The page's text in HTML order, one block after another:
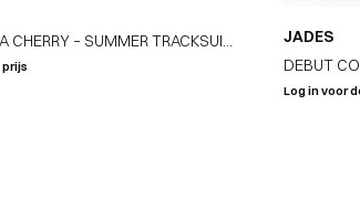
CHERRY – SUMMER TRACKSUIT
prijs
JADES
DEBUT
SET
Log in voor